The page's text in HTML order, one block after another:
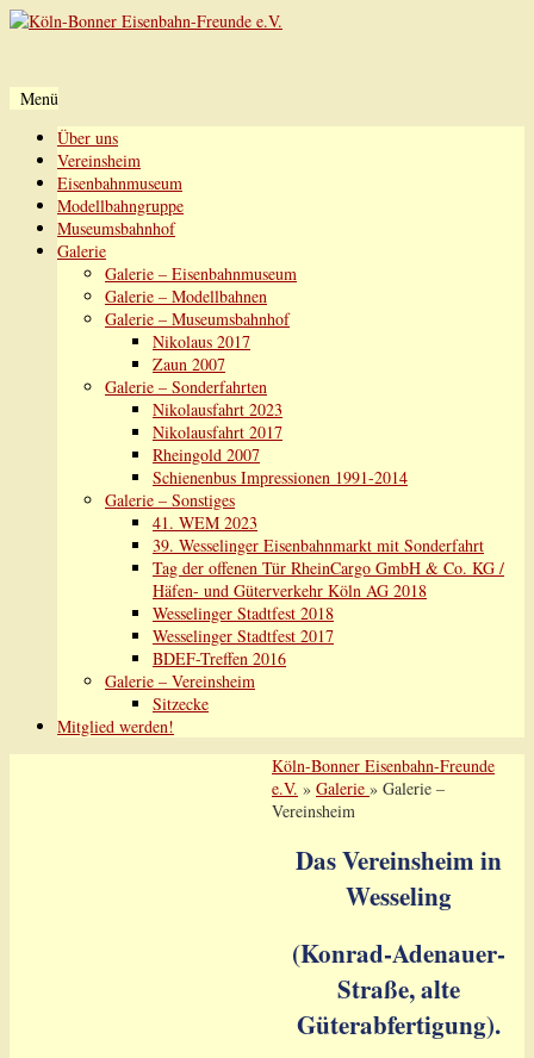
Menü
Zum
Inhalt
springen
Über uns
Vereinsheim
Eisenbahnmuseum
Modellbahngruppe
Museumsbahnhof
Galerie
Galerie – Eisenbahnmuseum
Galerie – Modellbahnen
Galerie – Museumsbahnhof
Nikolaus 2017
Zaun 2007
Galerie – Sonderfahrten
Nikolausfahrt 2023
Nikolausfahrt 2017
Rheingold 2007
Schienenbus Impressionen 1991-2014
Galerie – Sonstiges
41. WEM 2023
39. Wesselinger Eisenbahnmarkt mit Sonderfahrt
Tag der offenen Tür RheinCargo GmbH & Co. KG /
Häfen- und Güterverkehr Köln AG 2018
Wesselinger Stadtfest 2018
Wesselinger Stadtfest 2017
BDEF-Treffen 2016
Galerie – Vereinsheim
Sitzecke
Mitglied werden!
Köln-Bonner Eisenbahn-Freunde
e.V. » Galerie » Galerie –
Vereinsheim
Das Vereinsheim in
Wesseling
(Konrad-Adenauer-
Straße, alte
Güterabfertigung).